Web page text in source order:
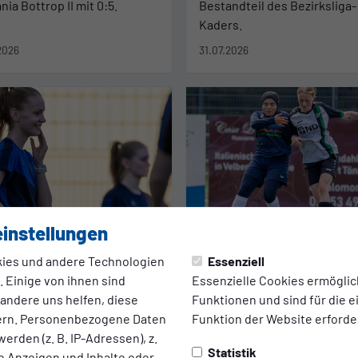
und andere Technologien
von ihnen sind
uns helfen, diese
Personenbezogene Daten
(z. B. IP-Adressen), z.
Essenziell
Essenzielle Cookies
Funktionen und sind für die
Funktion der Website
Statistik
Bottrop II mit 0:5.
Bestandteil des Bezirksliga-
Kaders.
31.07.2026
Damen
weiter
U20 des MSV Duisburg
der SV Eintracht Grumme
Der Spielplan der 2.
Damen steht fest
Die 2. Damen starten am 30.
August beim TSV Gruiten –